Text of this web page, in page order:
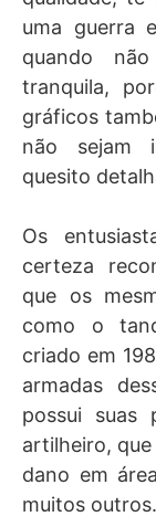
uma guerra
quando
tranquila,
gráficos
não sejam
quesito
Os
certeza
que os
como o
criado em
armadas
possui suas
artilheiro,
dano em
muitos outros.